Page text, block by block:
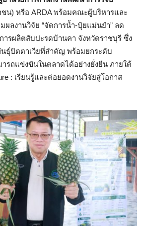
ชน) หรือ ARDA พร้อมคณะผู้บริหารและ
ลงานวิจัย “จัดการน้ำ-ปุ๋ยแม่นยำ” ลด
รผลิตสับปะรดบ้านคา จังหวัดราชบุรี ซึ่ง
ธุ์ปัตตาเวียที่สำคัญ พร้อมยกระดับ
รถแข่งขันในตลาดได้อย่างยั่งยืน ภายใต้
: เรียนรู้และต่อยอดงานวิจัยสู่โอกาส